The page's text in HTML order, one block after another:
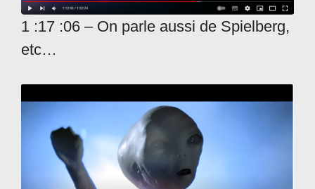
1 :17 :06 – On parle aussi de Spielberg,
etc…